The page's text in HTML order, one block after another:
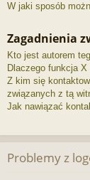
W jaki sposób
Zagadnienia
Kto jest autorem
Dlaczego funkcja
Z kim się
związanych z tą
Jak nawiązać
Problemy z